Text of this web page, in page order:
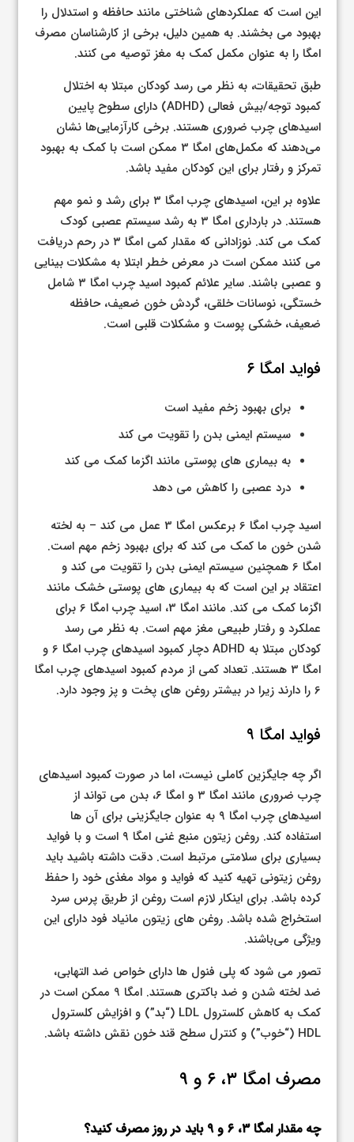
این است که عملکردهای شناختی مانند حافظه و استدلال را
بهبود می بخشند. به همین دلیل، برخی از کارشناسان مصرف
امگا را به عنوان مکمل کمک به مغز توصیه می کنند.
طبق تحقیقات، به نظر می رسد کودکان مبتلا به اختلال
کمبود توجه/بیش فعالی (ADHD) دارای سطوح پایین
اسیدهای چرب ضروری هستند. برخی کارآزمایی‌ها نشان
می‌دهند که مکمل‌های امگا 3 ممکن است با کمک به بهبود
تمرکز و رفتار برای این کودکان مفید باشد.
علاوه بر این، اسیدهای چرب امگا ۳ برای رشد و نمو مهم
هستند. در بارداری امگا ۳ به رشد سیستم عصبی کودک
کمک می کند. نوزادانی که مقدار کمی امگا ۳ در رحم دریافت
می کنند ممکن است در معرض خطر ابتلا به مشکلات بینایی
و عصبی باشند. سایر علائم کمبود اسید چرب امگا ۳ شامل
خستگی، نوسانات خلقی، گردش خون ضعیف، حافظه
ضعیف، خشکی پوست و مشکلات قلبی است.
فواید امگا ۶
برای بهبود زخم مفید است
سیستم ایمنی بدن را تقویت می کند
به بیماری های پوستی مانند اگزما کمک می کند
درد عصبی را کاهش می دهد
اسید چرب امگا 6 برعکس امگا 3 عمل می کند – به لخته
شدن خون ما کمک می کند که برای بهبود زخم مهم است.
امگا 6 همچنین سیستم ایمنی بدن را تقویت می کند و
اعتقاد بر این است که به بیماری های پوستی خشک مانند
اگزما کمک می کند. مانند امگا 3، اسید چرب امگا 6 برای
عملکرد و رفتار طبیعی مغز مهم است. به نظر می رسد
کودکان مبتلا به ADHD دچار کمبود اسیدهای چرب امگا 6 و
امگا 3 هستند. تعداد کمی از مردم کمبود اسیدهای چرب امگا
6 را دارند زیرا در بیشتر روغن های پخت و پز وجود دارد.
فواید امگا ۹
اگر چه جایگزین کاملی نیست، اما در صورت کمبود اسیدهای
چرب ضروری مانند امگا ۳ و امگا ۶، بدن می تواند از
اسیدهای چرب امگا ۹ به عنوان جایگزینی برای آن ها
استفاده کند. روغن زیتون منبع غنی امگا ۹ است و با فواید
بسیاری برای سلامتی مرتبط است. دقت داشته باشید باید
روغن زیتونی تهیه کنید که فواید و مواد مغذی خود را حفظ
کرده باشد. برای اینکار لازم است روغن از طریق پرس سرد
استخراج شده باشد. روغن های زیتون مانیاد فود دارای این
ویژگی می‌باشند.
تصور می شود که پلی فنول ها دارای خواص ضد التهابی،
ضد لخته شدن و ضد باکتری هستند. امگا 9 ممکن است در
کمک به کاهش کلسترول LDL (“بد”) و افزایش کلسترول
HDL (“خوب”) و کنترل سطح قند خون نقش داشته باشد.
مصرف امگا ۳، ۶ و ۹
چه مقدار امگا ۳، ۶ و ۹ باید در روز مصرف کنید؟